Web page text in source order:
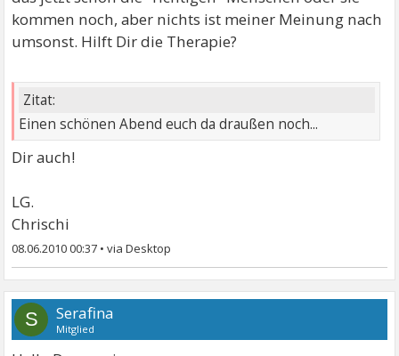
kommen noch, aber nichts ist meiner Meinung nach
umsonst. Hilft Dir die Therapie?
Zitat:
Einen schönen Abend euch da draußen noch...
Dir auch!
LG.
Chrischi
08.06.2010 00:37 •
S Serafina
Mitglied